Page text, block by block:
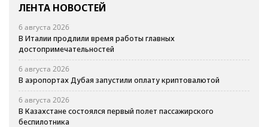
ЛЕНТА НОВОСТЕЙ
6 августа 2026
В Италии продлили время работы главных
достопримечательностей
6 августа 2026
В аэропортах Дубая запустили оплату криптовалютой
6 августа 2026
В Казахстане состоялся первый полет пассажирского
беспилотника